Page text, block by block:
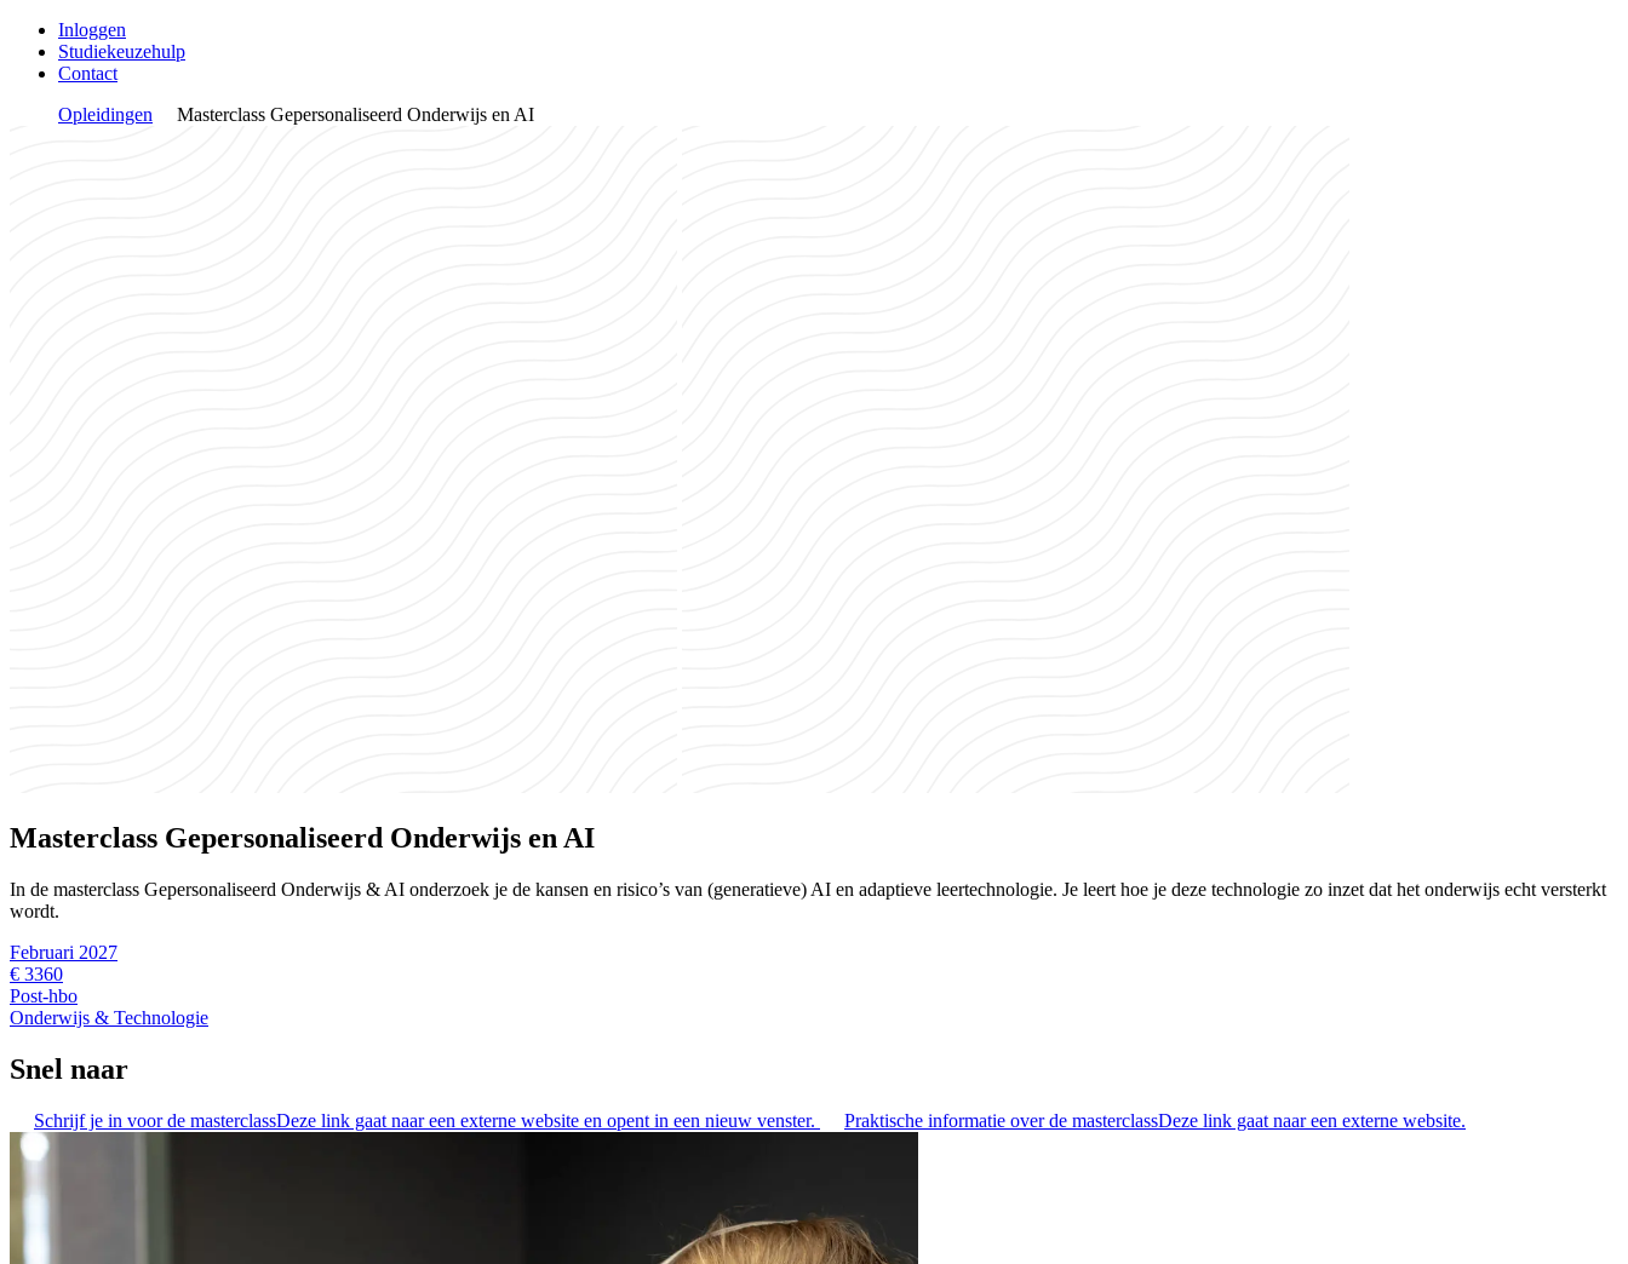
Inloggen
Studiekeuzehulp
Contact
Opleidingen
Masterclass Gepersonaliseerd Onderwijs en AI
Masterclass Gepersonaliseerd Onderwijs en AI
In de masterclass Gepersonaliseerd Onderwijs & AI onderzoek je de kansen en risico’s van (generatieve) AI en adaptieve leertechnologie. Je leert hoe je deze technologie zo inzet dat het onderwijs echt versterkt
wordt.
Februari 2027
€ 3360
Post-hbo
Onderwijs & Technologie
Snel naar
Schrijf je in voor de masterclassDeze link gaat naar een externe website en opent in een nieuw venster. Praktische informatie over de masterclassDeze link gaat naar een externe website.